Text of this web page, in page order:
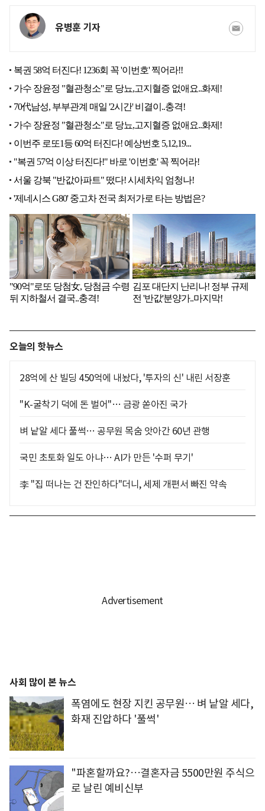
유병훈 기자
오늘의 핫뉴스
28억에 산 빌딩 450억에 내놨다, '투자의 신' 내린 서장훈
"K-굴착기 덕에 돈 벌어"… 금광 쏟아진 국가
벼 낱알 세다 풀썩… 공무원 목숨 앗아간 60년 관행
국민 초토화 일도 아냐… AI가 만든 '수퍼 무기'
李 "집 떠나는 건 잔인하다"더니, 세제 개편서 빠진 약속
사회 많이 본 뉴스
폭염에도 현장 지킨 공무원… 벼 낱알 세다,
화재 진압하다 '풀썩'
"파혼할까요?…결혼자금 5500만원 주식으
로 날린 예비신부